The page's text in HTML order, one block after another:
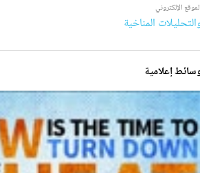
الإلكتروني
المناخية
إعلامية